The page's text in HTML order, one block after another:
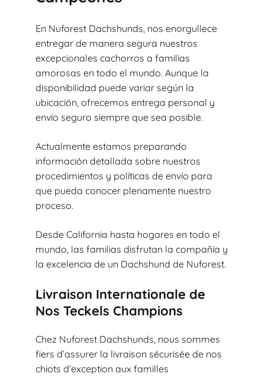
En Nuforest Dachshunds, nos enorgullece
entregar de manera segura nuestros
excepcionales cachorros a familias
amorosas en todo el mundo. Aunque la
disponibilidad puede variar según la
ubicación, ofrecemos entrega personal y
envío seguro siempre que sea posible.
Actualmente estamos preparando
información detallada sobre nuestros
procedimientos y políticas de envío para
que pueda conocer plenamente nuestro
proceso.
Desde California hasta hogares en todo el
mundo, las familias disfrutan la compañía y
la excelencia de un Dachshund de Nuforest.
Livraison Internationale de
Nos Teckels Champions
Chez Nuforest Dachshunds, nous sommes
fiers d’assurer la livraison sécurisée de nos
chiots d’exception aux familles